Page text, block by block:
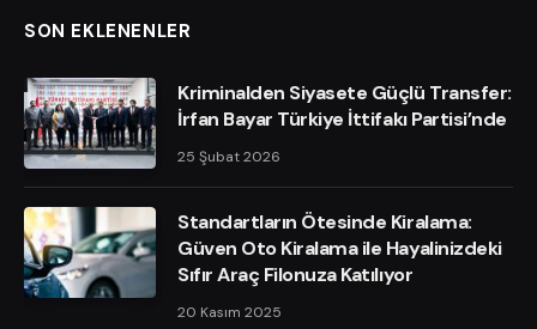
SON EKLENENLER
Kriminalden Siyasete Güçlü Transfer:
İrfan Bayar Türkiye İttifakı Partisi’nde
25 Şubat 2026
Standartların Ötesinde Kiralama:
Güven Oto Kiralama ile Hayalinizdeki
Sıfır Araç Filonuza Katılıyor
20 Kasım 2025